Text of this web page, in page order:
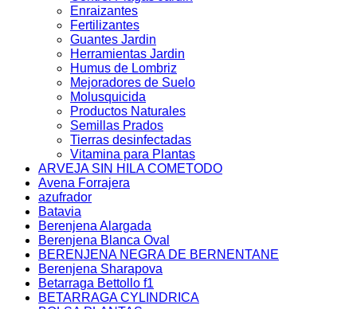
Enraizantes
Fertilizantes
Guantes Jardin
Herramientas Jardin
Humus de Lombriz
Mejoradores de Suelo
Molusquicida
Productos Naturales
Semillas Prados
Tierras desinfectadas
Vitamina para Plantas
ARVEJA SIN HILA COMETODO
Avena Forrajera
azufrador
Batavia
Berenjena Alargada
Berenjena Blanca Oval
BERENJENA NEGRA DE BERNENTANE
Berenjena Sharapova
Betarraga Bettollo f1
BETARRAGA CYLINDRICA